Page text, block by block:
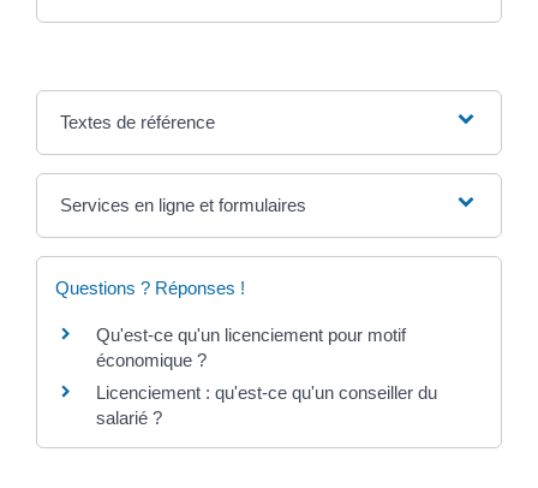
Textes de référence
Services en ligne et formulaires
Questions ? Réponses !
Qu'est-ce qu'un licenciement pour motif
économique ?
Licenciement : qu'est-ce qu'un conseiller du
salarié ?